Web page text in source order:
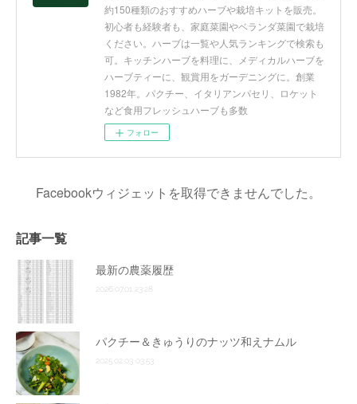
約150種類のおすすめハーブや栽培キットを販売。
初心者も経験者も、家庭菜園やベランダ菜園で栽培
ください。ハーブは一覧や人気ランキングで検索も
可。キッチンハーブを料理に、メディカルハーブを
ハーブティーに、観賞用をガーデニングに。創業
1982年。パクチー、イタリアンパセリ、ロケット
など食用フレッシュハーブも多数
フォロー
Facebookウィジェットを取得できませんでした。
記事一覧
最新の農薬履歴
2026.07.01 23:28
パクチー＆きゅうりのナッツ和えナムル
2025.02.03 03:53